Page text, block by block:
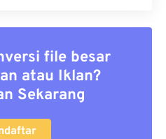
file besar
atau Iklan?
Sekarang